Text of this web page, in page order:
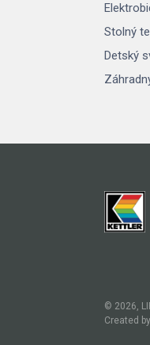
Stolný
Detský
© 2026,
Created by